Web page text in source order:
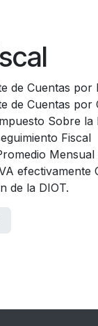
de Cuentas por
de Cuentas por
Sobre la
Fiscal
de la DIOT.